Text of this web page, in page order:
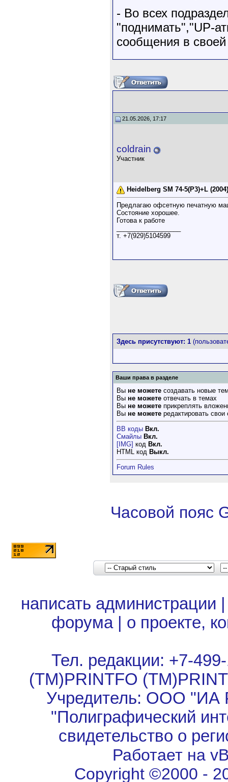
- Во всех
"поднимать","UP-
сообщения в
21.05.2026, 17:17
coldrain
Участник
Heidelberg SM 74-5(P3)+L (2004)
Предлагаю офсетную печатную
Состояние хорошее.
Готова к работе
т. +7(929)5104599
Здесь присутствуют: 1
Ваши права в разделе
Вы не можете создавать новые
Вы не можете отвечать в темах
Вы не можете прикреплять
Вы не можете редактировать
BB коды Вкл.
Смайлы Вкл.
[IMG] код Вкл.
HTML код Выкл.
Forum Rules
Часовой пояс
написать администрации
форума| о проекте,
Тел. редакции: +7-
(TM)PRINTFO
Учредитель: ООО "ИА
"Полиграфический
свидетельство о
Работает на
Copyright ©2000 -